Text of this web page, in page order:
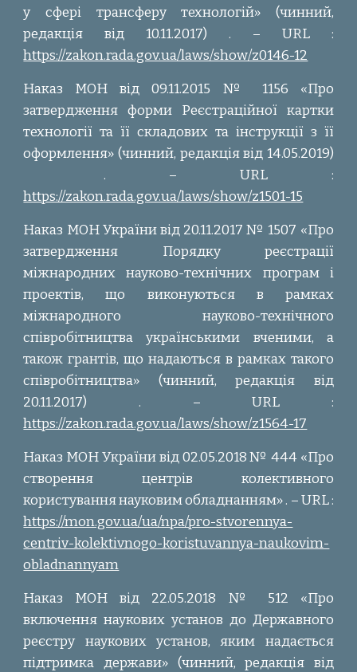
у сфері трансферу технологій» (чинний,
редакція від 10.11.2017) . – URL :
https://zakon.rada.gov.ua/laws/show/z0146-12
Наказ МОН від 09.11.2015 № 1156 «Про
затвердження форми Реєстраційної картки
технології та її складових та інструкції з її
оформлення» (чинний, редакція від 14.05.2019)
. – URL :
https://zakon.rada.gov.ua/laws/show/z1501-15
Наказ МОН України від 20.11.2017 № 1507 «Про
затвердження Порядку реєстрації
міжнародних науково-технічних програм і
проектів, що виконуються в рамках
міжнародного науково-технічного
співробітництва українськими вченими, а
також грантів, що надаються в рамках такого
співробітництва» (чинний, редакція від
20.11.2017) . – URL :
https://zakon.rada.gov.ua/laws/show/z1564-17
Наказ МОН України від 02.05.2018 № 444 «Про
створення центрів колективного
користування науковим обладнанням» . – URL :
https://mon.gov.ua/ua/npa/pro-stvorennya-
centriv-kolektivnogo-koristuvannya-naukovim-
obladnannyam
Наказ МОН від 22.05.2018 № 512 «Про
включення наукових установ до Державного
реєстру наукових установ, яким надається
підтримка держави» (чинний, редакція від